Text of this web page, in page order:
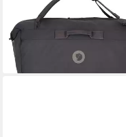
229,95 €
lieferbar - in 2-3 Werktagen